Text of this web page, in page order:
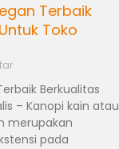
Terbaik
Toko
Berkualitas
– Kanopi kain atau
merupakan
pada